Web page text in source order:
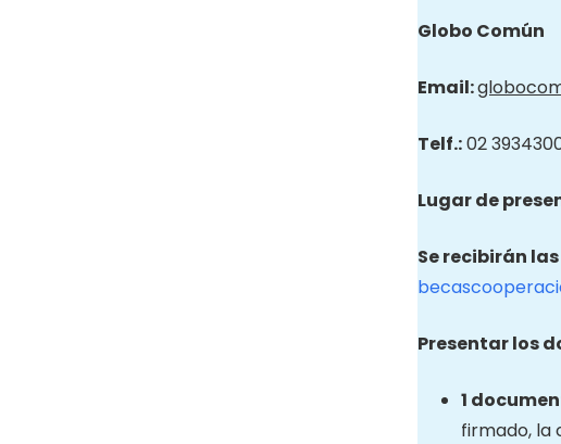
Globo Común
Email:
Telf.:02
Lugar de
Se recibirán
Presentar los
1
firmado, la